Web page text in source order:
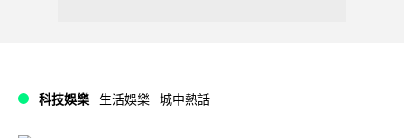
科技娛樂 生活娛樂 城中熱話